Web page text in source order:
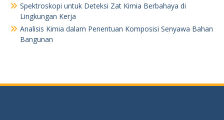
Spektroskopi untuk Deteksi Zat Kimia Berbahaya di
Lingkungan Kerja
Analisis Kimia dalam Penentuan Komposisi Senyawa Bahan
Bangunan